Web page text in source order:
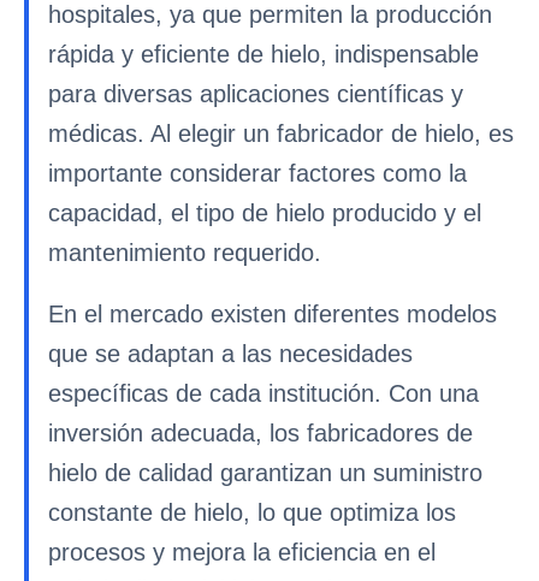
hospitales, ya que permiten la producción
rápida y eficiente de hielo, indispensable
para diversas aplicaciones científicas y
médicas. Al elegir un fabricador de hielo, es
importante considerar factores como la
capacidad, el tipo de hielo producido y el
mantenimiento requerido.
En el mercado existen diferentes modelos
que se adaptan a las necesidades
específicas de cada institución. Con una
inversión adecuada, los fabricadores de
hielo de calidad garantizan un suministro
constante de hielo, lo que optimiza los
procesos y mejora la eficiencia en el